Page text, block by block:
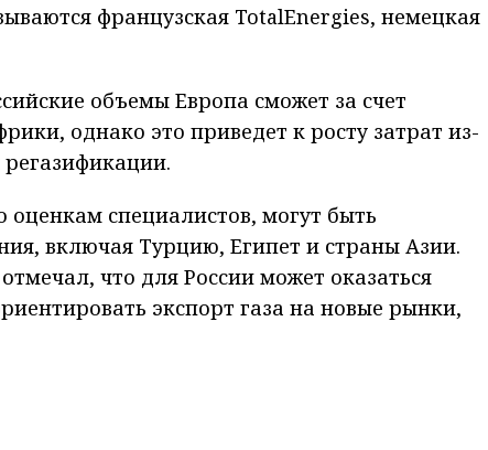
французская TotalEnergies, немецкая
объемы Европа сможет за счет
однако это приведет к росту затрат из-
оценкам специалистов, могут быть
включая Турцию, Египет и страны Азии.
что для России может оказаться
экспорт газа на новые рынки,